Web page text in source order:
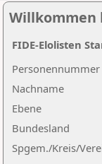
Willkommen
Nachname
Ebene
Personennummer
Bundesland
Spgem./Kreis/
FIDE-Elolisten